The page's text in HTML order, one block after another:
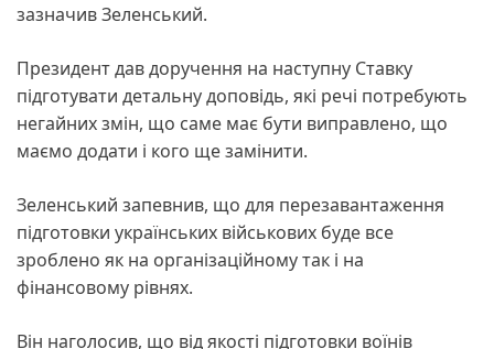
зазначив Зеленський.
Президент дав доручення на наступну Ставку
підготувати детальну доповідь, які речі потребують
негайних змін, що саме має бути виправлено, що
маємо додати і кого ще замінити.
Зеленський запевнив, що для перезавантаження
підготовки українських військових буде все
зроблено як на організаційному так і на
фінансовому рівнях.
Він наголосив, що від якості підготовки воїнів